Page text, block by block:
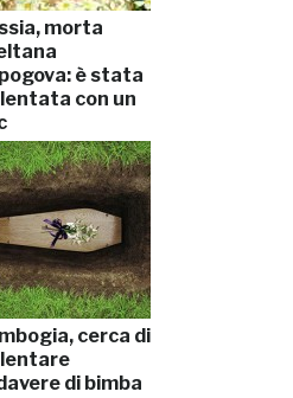
morta
è stata
con un
cerca di
di bimba